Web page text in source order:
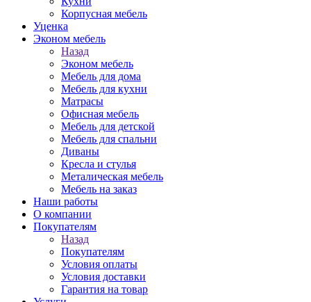
Корпусная мебель
Уценка
Эконом мебель
Назад
Эконом мебель
Мебель для дома
Мебель для кухни
Матрасы
Офисная мебель
Мебель для детской
Мебель для спальни
Диваны
Кресла и стулья
Металическая мебель
Мебель на заказ
Наши работы
О компании
Покупателям
Назад
Покупателям
Условия оплаты
Условия доставки
Гарантия на товар